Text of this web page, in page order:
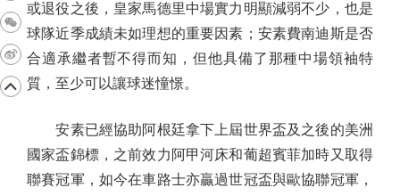
或退役之後，皇家馬德里中場實力明顯減弱不少，也是
球隊近季成績未如理想的重要因素；安素費南迪斯是否
合適承繼者暫不得而知，但他具備了那種中場領袖特
質，至少可以讓球迷憧憬。
安素已經協助阿根廷拿下上屆世界盃及之後的美洲
國家盃錦標，之前效力阿甲河床和葡超賓菲加時又取得
聯賽冠軍，如今在車路士亦贏過世冠盃與歐協聯冠軍，